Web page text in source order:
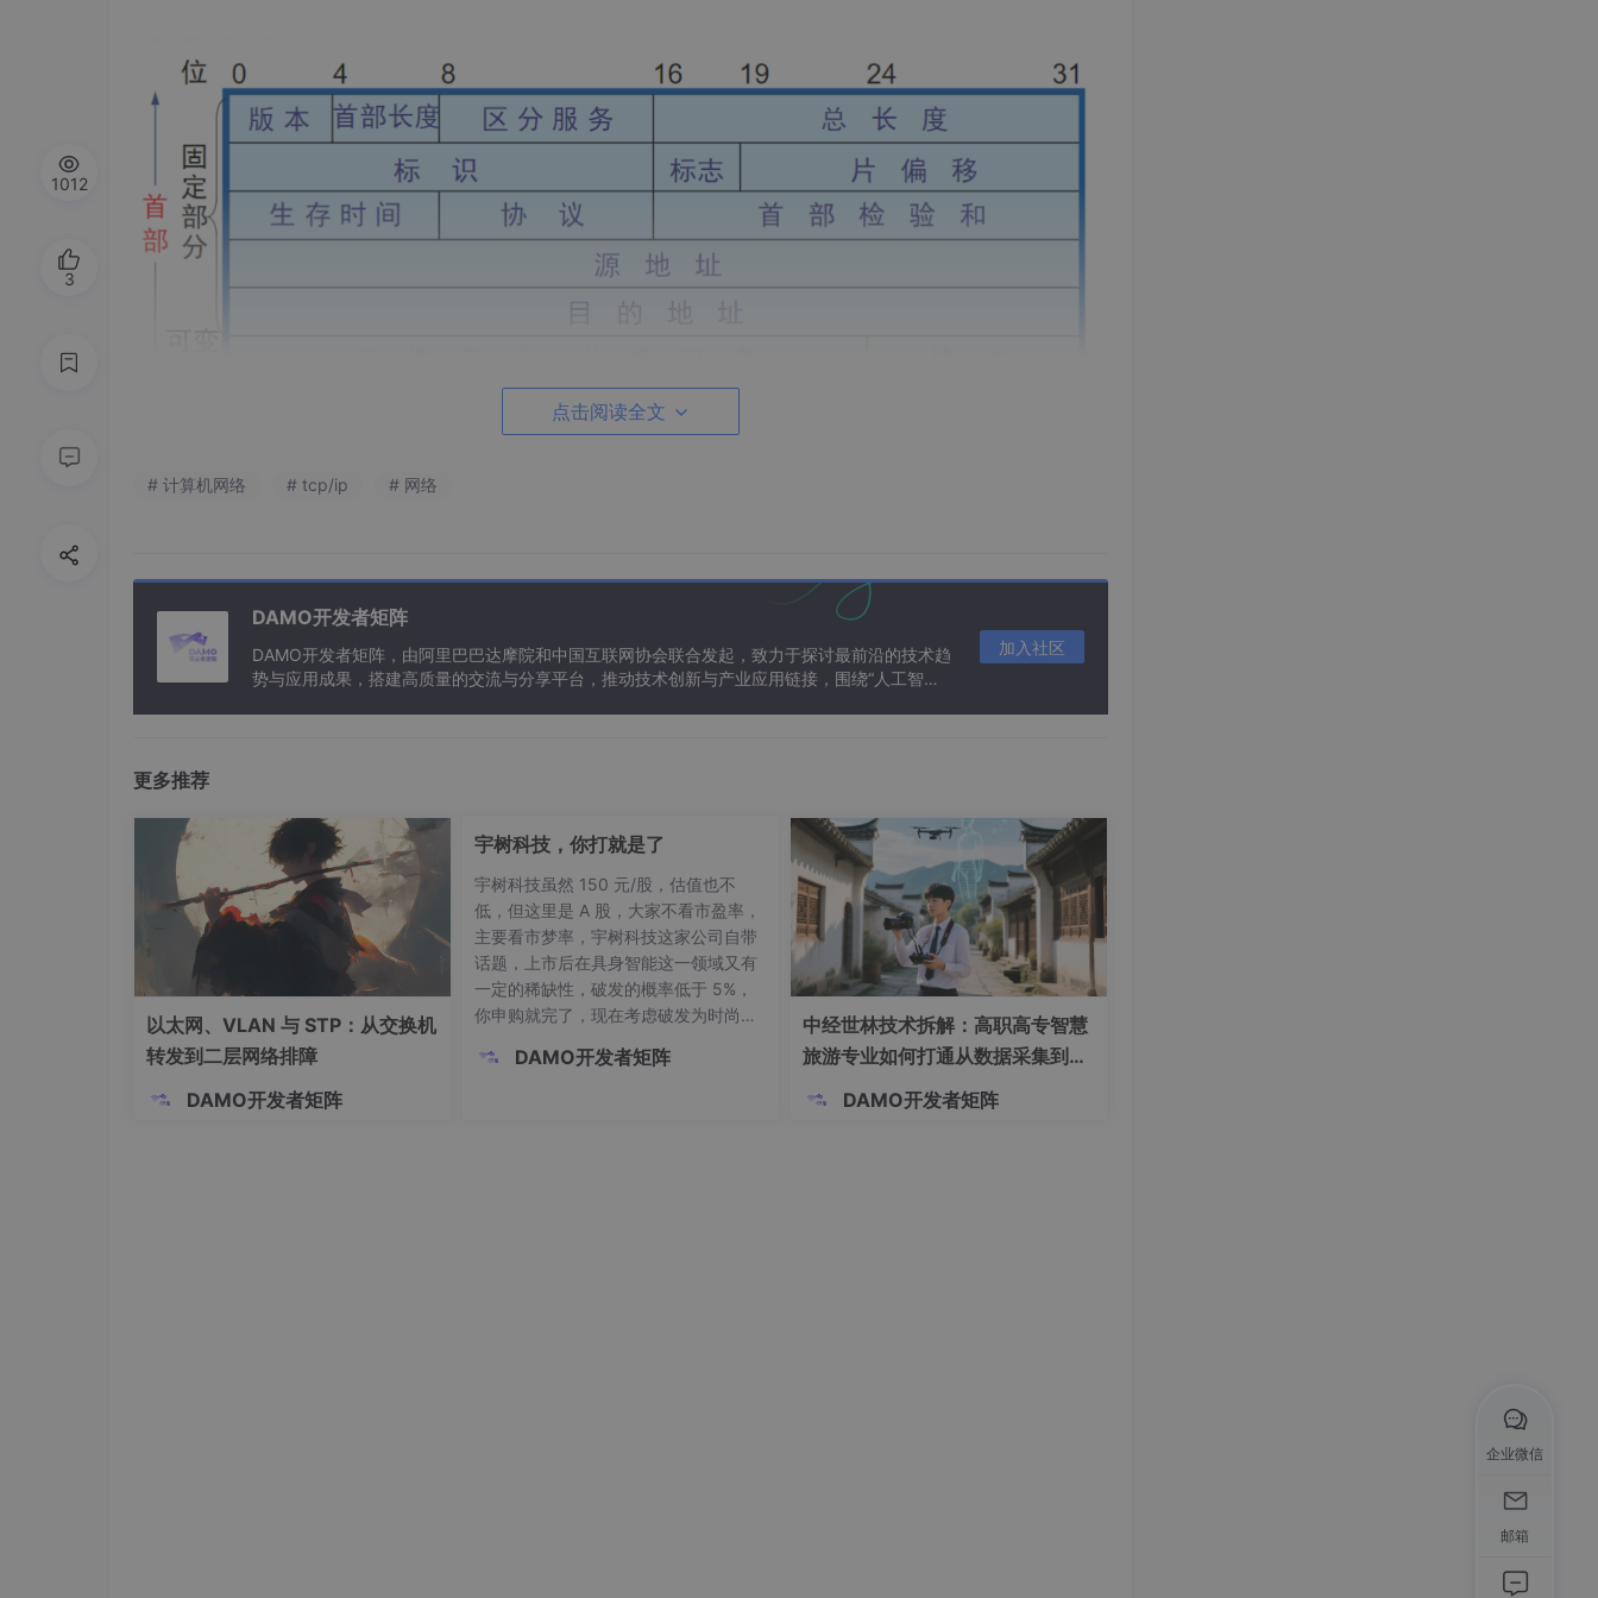
节。
区分服务——占 8 位，用来获得更好的服务在旧标准中叫做服务类型，但实际上一直未被使用过。
1998 年这个字段改名为区分服务。只有在使用区分服务（DiffServ）时，这个字段才起作用。在一般的情况下都不
使用这个字段。
总长度——占 16 位，指首部和数据之和的长度，单位为字节，因此数据报的最大长度为 65535 字节。总长度必须
不超过最大传送单元 MTU。
标识(identification) 占 16 位，它是一个计数器，用来产生数据报的标识。
标志(flag) 占 3 位，目前只有前两位有意义。标志字段的最低位是 MF (More Fragment)。MF = 1 表示后面“还有分
片”。MF=0 表示最后一个分片。标志字段中间的一位是 DF (Don't Fragment) 。只有当 DF =0 时才允许分片。
片偏移(13 位)指出：较长的分组在分片后某片在原分组中的相对位置。片偏移以 8 个字节为偏移单位。
点击阅读全文
# 计算机网络 # tcp/ip # 网络
DAMO开发者矩阵
DAMO开发者矩阵，由阿里巴巴达摩院和中国互联网协会联合发起，致力于探讨最前沿的技术趋
势与应用成果，搭建高质量的交流与分享平台，推动技术创新与产业应用链接，围绕“人工智能
加入社区
更多推荐
以太网、VLAN 与 STP：从交换机
转发到二层网络排障
DAMO开发者矩阵
宇树科技，你打就是了
宇树科技虽然 150 元/股，估值也不
低，但这里是 A 股，大家不看市盈率，
主要看市梦率，宇树科技这家公司自带
话题，上市后在具身智能这一领域又有
一定的稀缺性，破发的概率低于 5%，
你申购就完了，现在考虑破发为时尚
你有科创板的权限（门槛：名下首笔 A
DAMO开发者矩阵
中经世林技术拆解：高职高专智慧
旅游专业如何打通从数据采集到具
身智能的全链路
DAMO开发者矩阵
1012
3
企业微信
邮箱